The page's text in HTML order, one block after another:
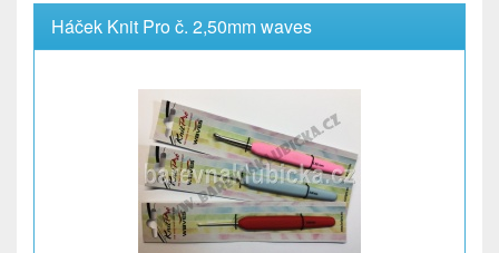
Háček Knit Pro č. 2,50mm waves